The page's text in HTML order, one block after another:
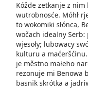
Kóžde zetkanje z nim
wutrobnosće. Móhł
to wokomiki słónca,
wočach idealny
wjesoły; lubowacy
kulturu a
je městno małeho
rezonuje mi Benowa
basnik skrótka a